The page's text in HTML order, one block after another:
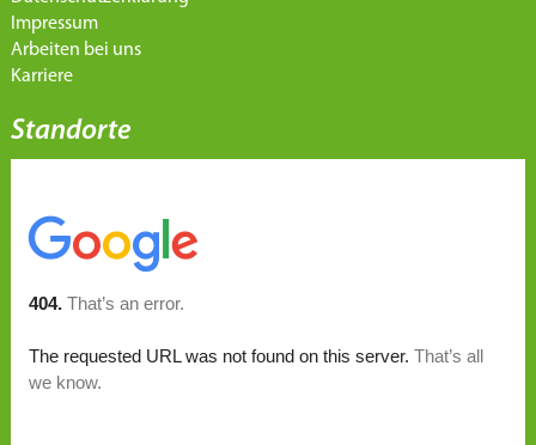
Impressum
Arbeiten bei uns
Karriere
Standorte